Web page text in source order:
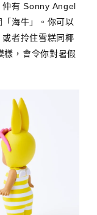
仲有 Sonny Angel
海牛」。你可以
者拎住雪糕同椰
，會令你對暑假